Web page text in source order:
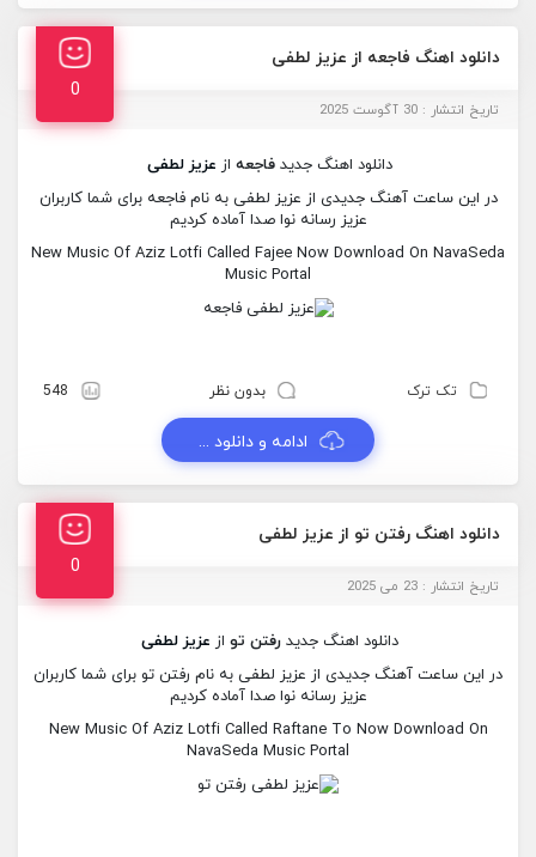
دانلود اهنگ فاجعه از عزیز لطفی
0
تاریخ انتشار : 30 آگوست 2025
دانلود اهنگ جدیدفاجعه از عزیز لطفی
در این ساعت آهنگ جدیدی از عزیز لطفی به نام فاجعه برای شما کاربران
عزیز رسانه نوا صدا آماده کردیم
New Music Of Aziz Lotfi Called Fajee Now Download On NavaSeda
Music Portal
تک ترک بدون نظر 548
ادامه و دانلود ...
دانلود اهنگ رفتن تو از عزیز لطفی
0
تاریخ انتشار : 23 می 2025
دانلود اهنگ جدیدرفتن تو از عزیز لطفی
در این ساعت آهنگ جدیدی از عزیز لطفی به نام رفتن تو برای شما کاربران
عزیز رسانه نوا صدا آماده کردیم
New Music Of Aziz Lotfi Called Raftane To Now Download On
NavaSeda Music Portal